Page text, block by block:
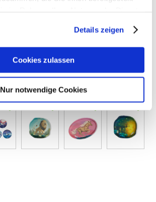
Details zeigen
Cookies zulassen
Nur notwendige Cookies